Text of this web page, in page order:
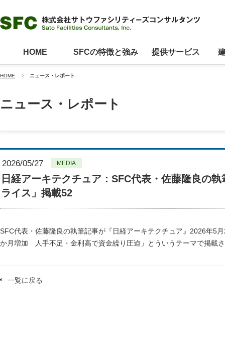
HOME SFCの特徴と強み 提供サービス
HOME > ニュース・レポート
ニュース・レポート
2026/05/27 MEDIA
日経アーキテクチュア：SFC代表・佐藤隆良の
ライス」掲載52
SFC代表・佐藤隆良の執筆記事が『日経アーキテクチュア』2026年5
か月増加 人手不足・金利高で資金繰り圧迫」とういうテーマで掲載
一覧に戻る